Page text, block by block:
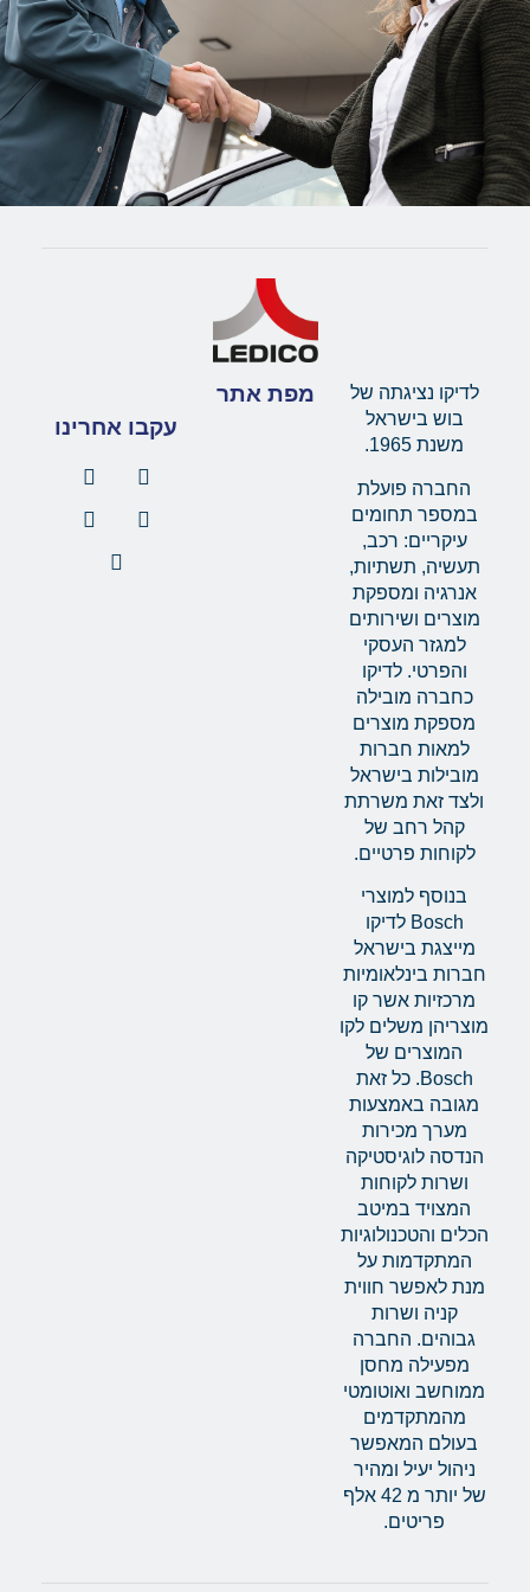
לדיקו נציגתה של
בוש בישראל
משנת 1965.
החברה פועלת
במספר תחומים
עיקריים: רכב,
תעשיה, תשתיות,
אנרגיה ומספקת
מוצרים ושירותים
למגזר העסקי
והפרטי. לדיקו
כחברה מובילה
מספקת מוצרים
למאות חברות
מובילות בישראל
ולצד זאת משרתת
קהל רחב של
לקוחות פרטיים.
בנוסף למוצרי
Bosch לדיקו
מייצגת בישראל
חברות בינלאומיות
מרכזיות אשר קו
מוצריהן משלים לקו
המוצרים של
Bosch. כל זאת
מגובה באמצעות
מערך מכירות
הנדסה לוגיסטיקה
ושרות לקוחות
המצויד במיטב
הכלים והטכנולוגיות
המתקדמות על
מנת לאפשר חווית
קניה ושרות
גבוהים. החברה
מפעילה מחסן
ממוחשב ואוטומטי
מהמתקדמים
בעולם המאפשר
ניהול יעיל ומהיר
של יותר מ 42 אלף
פריטים.
מפת אתר
עקבו אחרינו